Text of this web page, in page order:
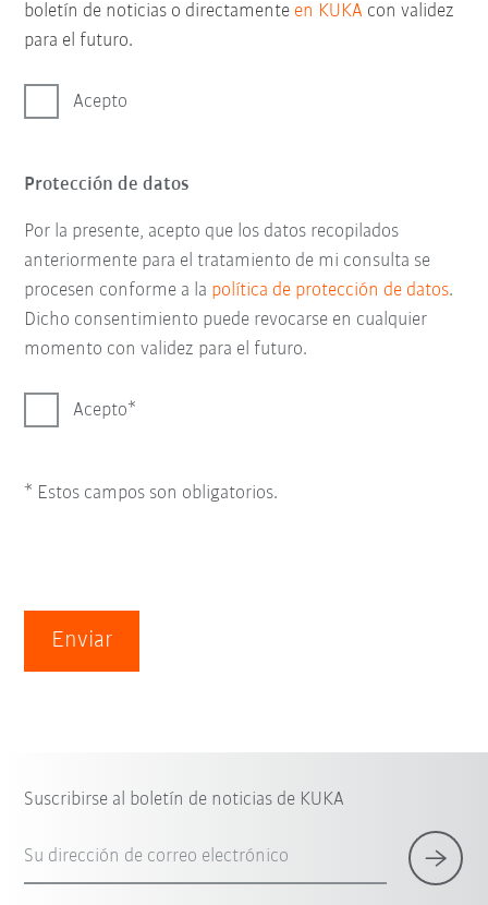
boletín de noticias o directamente en KUKA con validez
para el futuro.
Acepto
Protección de datos
Por la presente, acepto que los datos recopilados
anteriormente para el tratamiento de mi consulta se
procesen conforme a la política de protección de datos.
Dicho consentimiento puede revocarse en cualquier
momento con validez para el futuro.
Acepto
* Estos campos son obligatorios.
Enviar
Suscribirse al boletín de noticias de KUKA
Su dirección de correo electrónico